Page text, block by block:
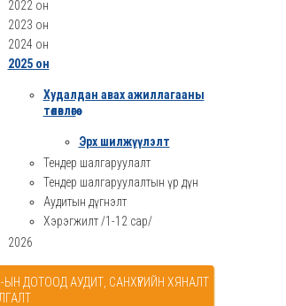
2022 он
2023 он
2024 он
2025 он
Худалдан авах ажиллагааны
төлөвлөгөө
Эрх шилжүүлэлт
Тендер шалгаруулалт
Тендер шалгаруулалтын үр дүн
Аудитын дүгнэлт
Хэрэгжилт /1-12 сар/
2026
ЫН ДОТООД АУДИТ, САНХҮҮГИЙН ХЯНАЛТ